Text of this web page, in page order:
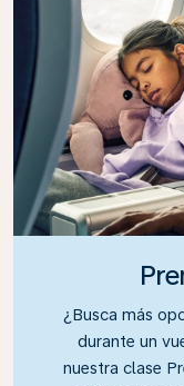
¿Busca más
durante un
nuestra clase